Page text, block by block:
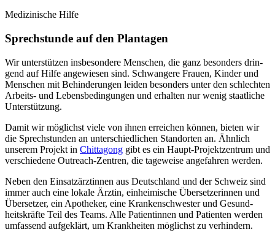
Medizinische Hilfe
Sprech­stunde auf den Plantagen
Wir unter­stützen insbesondere Menschen, die ganz beson­ders drin­
gend auf Hilfe ange­wiesen sind. Schwan­gere Frauen, Kinder und
Menschen mit Behin­derungen leiden beson­ders unter den schlechten
Arbeits- und Lebens­bedingungen und erhalten nur wenig staat­liche
Unter­stützung.
Damit wir möglichst viele von ihnen erreichen können, bieten wir
die Sprech­stunden an unter­schied­lichen Stand­orten an. Ähnlich
unserem Projekt in Chittagong gibt es ein Haupt-Projekt­zentrum und
verschie­dene Outreach-Zentren, die tage­weise ange­fahren werden.
Neben den Einsatz­ärztinnen aus Deutschland und der Schweiz sind
immer auch eine lokale Ärztin, einhei­mische Über­setzerinnen und
Über­setzer, ein Apotheker, eine Kranken­schwester und Gesund­
heits­kräfte Teil des Teams. Alle Patientinnen und Patienten werden
umfassend aufgeklärt, um Krankheiten möglichst zu verhindern.